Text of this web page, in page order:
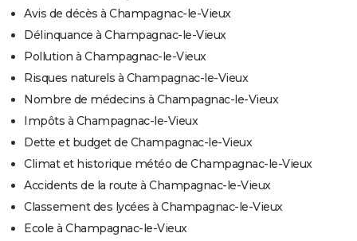
Avis de décès à Champagnac-le-Vieux
Délinquance à Champagnac-le-Vieux
Pollution à Champagnac-le-Vieux
Risques naturels à Champagnac-le-Vieux
Nombre de médecins à Champagnac-le-Vieux
Impôts à Champagnac-le-Vieux
Dette et budget de Champagnac-le-Vieux
Climat et historique météo de Champagnac-le-Vieux
Accidents de la route à Champagnac-le-Vieux
Classement des lycées à Champagnac-le-Vieux
Ecole à Champagnac-le-Vieux